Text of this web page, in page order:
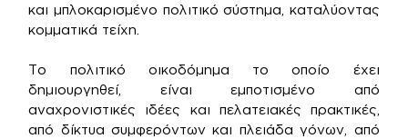
και μπλοκαρισμένο πολιτικό σύστημα, καταλύοντας
κομματικά τείχη.
Το πολιτικό οικοδόμημα το οποίο έχει
δημιουργηθεί, είναι εμποτισμένο από
αναχρονιστικές ιδέες και πελατειακές πρακτικές,
από δίκτυα συμφερόντων και πλειάδα γόνων, από